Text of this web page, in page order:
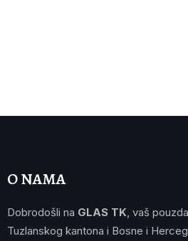
O NAMA
Dobrodošli na GLAS TK , vaš
Tuzlanskog kantona i Bosne i